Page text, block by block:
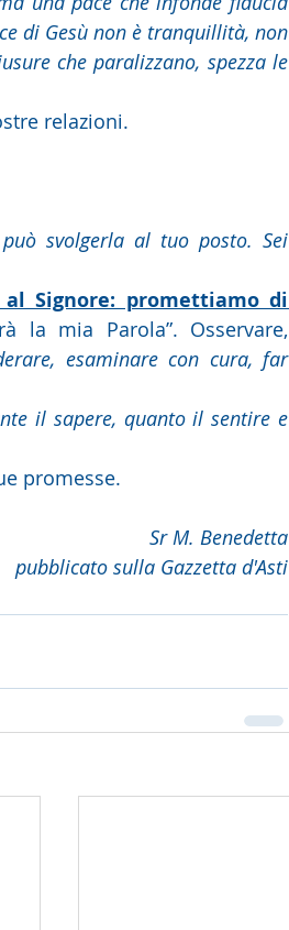
di Gesù non è tranquillità, non
che paralizzano, spezza le
relazioni.
Signore: promettiamo di
la mia Parola”. Osservare,
esaminare con cura, far
il sapere, quanto il sentire e
sue promesse.
Sr M. Benedetta
pubblicato sulla Gazzetta d'Asti